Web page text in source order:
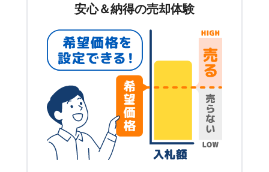
安心＆納得の売却体験